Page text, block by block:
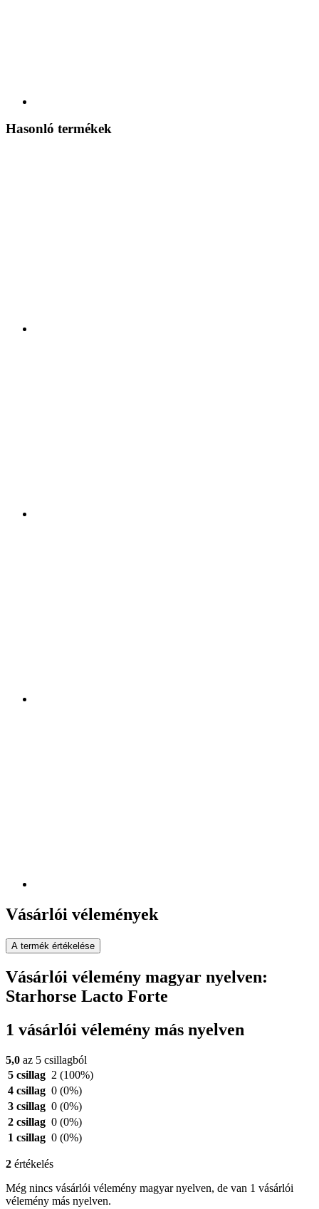
Hasonló termékek
Vásárlói vélemények
A termék értékelése
Vásárlói vélemény magyar nyelven:
Starhorse Lacto Forte
1 vásárlói vélemény más nyelven
5,0 az 5 csillagból
5 csillag 2 (100%)
4 csillag 0 (0%)
3 csillag 0 (0%)
2 csillag 0 (0%)
1 csillag 0 (0%)
2 értékelés
Még nincs vásárlói vélemény magyar nyelven, de van 1 vásárlói
vélemény más nyelven.